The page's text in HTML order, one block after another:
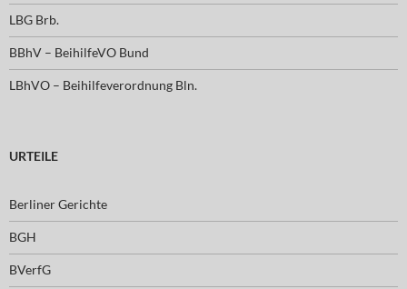
LBG Brb.
BBhV – BeihilfeVO Bund
LBhVO – Beihilfeverordnung Bln.
URTEILE
Berliner Gerichte
BGH
BVerfG